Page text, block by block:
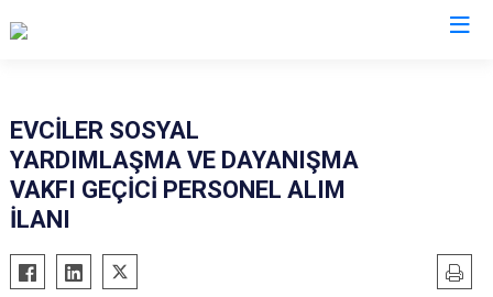
Başmakçı
Bayat
Çay
Hocalar
EVCİLER SOSYAL
YARDIMLAŞMA VE DAYANIŞMA
VAKFI GEÇİCİ PERSONEL ALIM
İLANI